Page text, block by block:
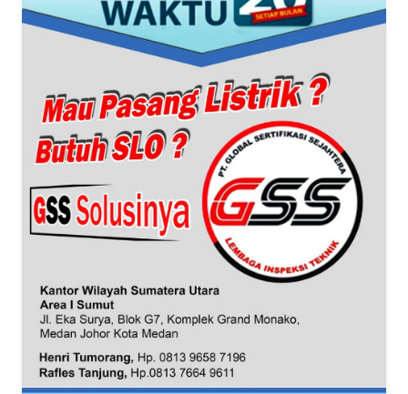
WN
NTT
KEPRI
WN
PAPUA
WN
PAPUA
WN
RIAU
WN
SERAMBI